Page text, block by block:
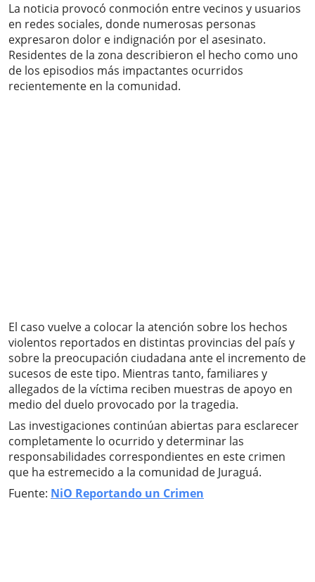
La noticia provocó conmoción entre vecinos y usuarios
en redes sociales, donde numerosas personas
expresaron dolor e indignación por el asesinato.
Residentes de la zona describieron el hecho como uno
de los episodios más impactantes ocurridos
recientemente en la comunidad.
El caso vuelve a colocar la atención sobre los hechos
violentos reportados en distintas provincias del país y
sobre la preocupación ciudadana ante el incremento de
sucesos de este tipo. Mientras tanto, familiares y
allegados de la víctima reciben muestras de apoyo en
medio del duelo provocado por la tragedia.
Las investigaciones continúan abiertas para esclarecer
completamente lo ocurrido y determinar las
responsabilidades correspondientes en este crimen
que ha estremecido a la comunidad de Juraguá.
Fuente: NiO Reportando un Crimen